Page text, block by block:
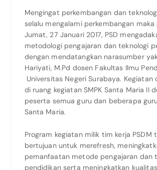
Mengingat perkembangan dan
selalu mengalami perkembangan
Jumat, 27 Januari 2017, PSD
metodologi pengajaran dan teknologi
dengan mendatangkan narasumber
Hariyati, M.Pd dosen Fakultas Ilmu
Universitas Negeri Surabaya. Kegiatan
di ruang kegiatan SMPK Santa Maria II
peserta semua guru dan beberapa
Santa Maria.
Program kegiatan milik tim kerja PSDM
bertujuan untuk merefresh,
pemanfaatan metode pengajaran dan
pendidikan serta meningkatkan